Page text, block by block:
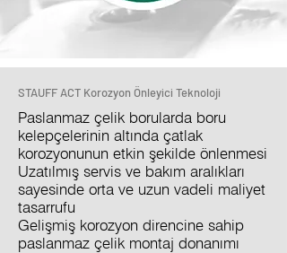
STAUFF ACT Korozyon Önleyici Teknoloji
Paslanmaz çelik borularda boru
kelepçelerinin altında çatlak
korozyonunun etkin şekilde önlenmesi
Uzatılmış servis ve bakım aralıkları
sayesinde orta ve uzun vadeli maliyet
tasarrufu
Gelişmiş korozyon direncine sahip
paslanmaz çelik montaj donanımı